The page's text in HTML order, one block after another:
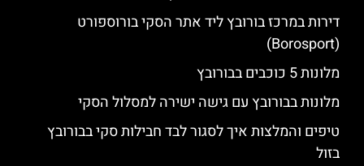
דירות במרכז בורובץ ליד אתר הסקי בורוספורט
(Borosport)
מלונות 5 כוכבים בבורובץ
מלונות בבורובץ עם גישה ישירה למסלול הסקי
טיפים והמלצות איך לסגור לבד חבילות סקי בבורובץ
בזול